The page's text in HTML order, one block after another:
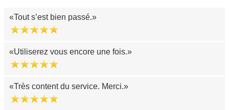
Tout s’est bien passé.
Utiliserez vous encore une fois.
Très content du service. Merci.